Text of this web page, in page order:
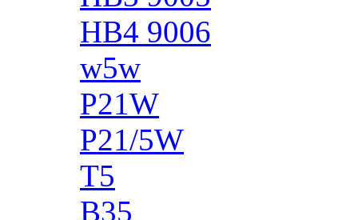
HB4 9006
w5w
P21W
P21/5W
T5
B35